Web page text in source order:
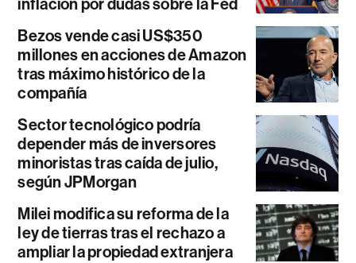
inflación por dudas sobre la Fed
Bezos vende casi US$350
millones en acciones de Amazon
tras máximo histórico de la
compañía
Sector tecnológico podría
depender más de inversores
minoristas tras caída de julio,
según JPMorgan
Milei modifica su reforma de la
ley de tierras tras el rechazo a
ampliar la propiedad extranjera